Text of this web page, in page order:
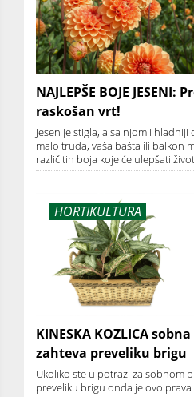
NAJLEPŠE BOJE JESENI:
raskošan vrt!
Jesen je stigla, a sa njom i
malo truda, vaša bašta ili balkon
različitih boja koje će ulepšati
HORTIKULTURA
KINESKA KOZLICA
zahteva preveliku brigu
Ukoliko ste u potrazi za sobnom
preveliku brigu onda je ovo prava